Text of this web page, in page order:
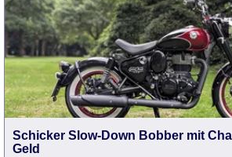
Schicker Slow-Down Bobber mit
Geld